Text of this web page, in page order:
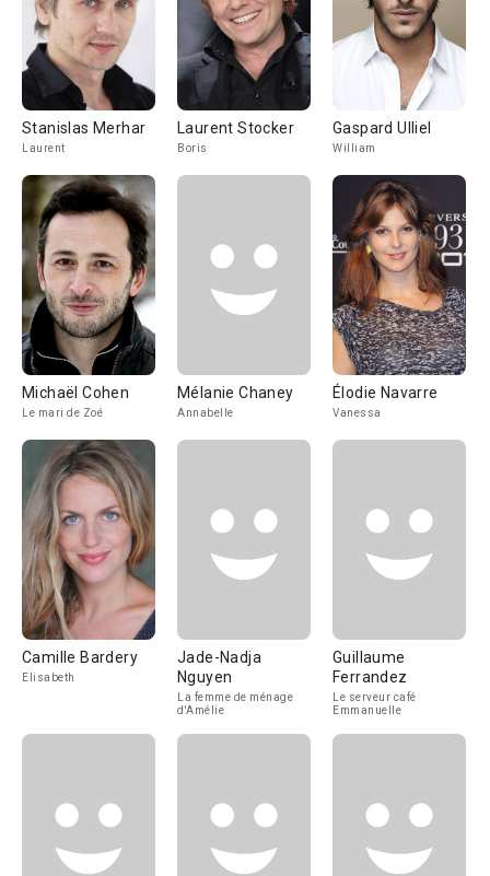
Stanislas Merhar
Laurent
Laurent Stocker
Boris
Gaspard Ulliel
William
Michaël Cohen
Le mari de Zoé
Mélanie Chaney
Annabelle
Élodie Navarre
Vanessa
Camille Bardery
Elisabeth
Jade-Nadja
Nguyen
La femme de ménage
d'Amélie
Guillaume
Ferrandez
Le serveur café
Emmanuelle